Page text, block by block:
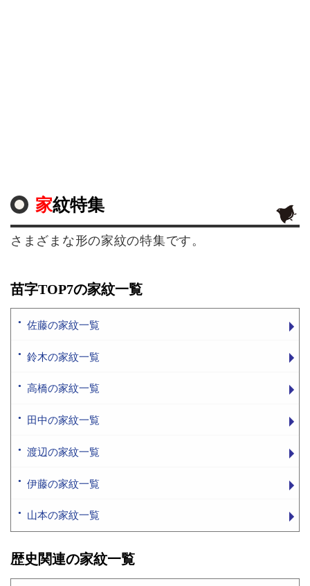
家紋特集
さまざまな形の家紋の特集です。
苗字TOP7の家紋一覧
佐藤の家紋一覧
鈴木の家紋一覧
高橋の家紋一覧
田中の家紋一覧
渡辺の家紋一覧
伊藤の家紋一覧
山本の家紋一覧
歴史関連の家紋一覧